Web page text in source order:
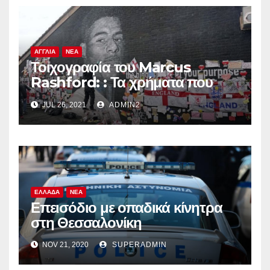
ΑΓΓΛΙΑ ΝΕΑ
Τοιχογραφία του Marcus
Rashford: : Τα χρήματα που
συγκεντρώθηκαν πηγαίνουν σε
φιλανθρωπική τράπεζα
τροφίμων
JUL 26, 2021 ADMIN2
ΕΛΛΑΔΑ ΝΕΑ
Επεισόδιο με οπαδικά κίνητρα
στη Θεσσαλονίκη
NOV 21, 2020 SUPERADMIN